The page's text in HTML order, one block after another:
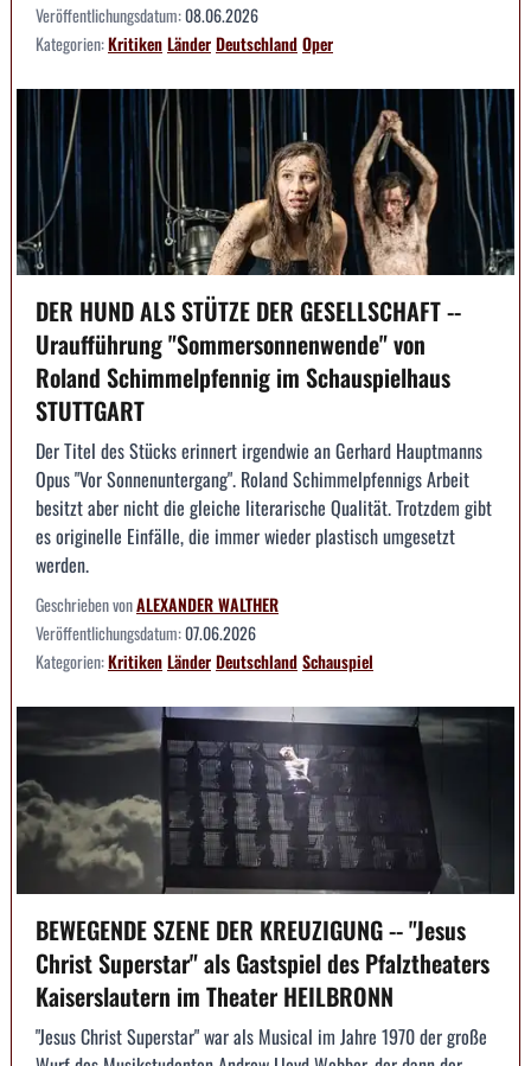
Veröffentlichungsdatum:08.06.2026
Kategorien:KritikenLänderDeutschlandOper
DER HUND ALS STÜTZE DER GESELLSCHAFT --
Uraufführung "Sommersonnenwende" von
Roland Schimmelpfennig im Schauspielhaus
STUTTGART
Der Titel des Stücks erinnert irgendwie an Gerhard Hauptmanns
Opus "Vor Sonnenuntergang". Roland Schimmelpfennigs Arbeit
besitzt aber nicht die gleiche literarische Qualität. Trotzdem gibt
es originelle Einfälle, die immer wieder plastisch umgesetzt
werden.
Geschrieben vonALEXANDER WALTHER
Veröffentlichungsdatum:07.06.2026
Kategorien:KritikenLänderDeutschlandSchauspiel
BEWEGENDE SZENE DER KREUZIGUNG -- "Jesus
Christ Superstar" als Gastspiel des Pfalztheaters
Kaiserslautern im Theater HEILBRONN
"Jesus Christ Superstar" war als Musical im Jahre 1970 der große